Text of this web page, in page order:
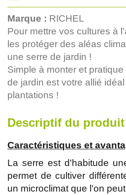
Marque : RICHEL
Pour mettre vos cultures à
les protéger des aléas
une serre de jardin !
Simple à monter et
de jardin est votre allié
plantations !
Descriptif du produit
Caractéristiques et
La serre est d'habitude
permet de cultiver
un microclimat que l'on